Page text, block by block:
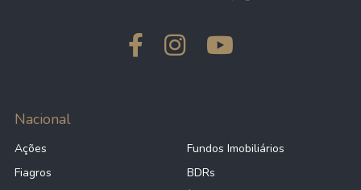
Nacional
Ações
Fundos Imobiliários
Fiagros
BDRs